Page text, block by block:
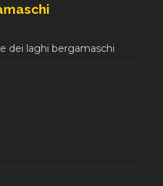
dei laghi bergamaschi